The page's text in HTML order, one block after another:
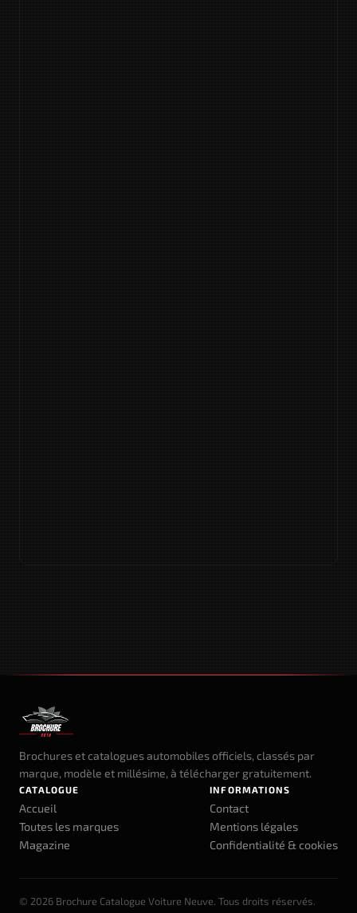
Brochures et catalogues automobiles officiels, classés par
marque, modèle et millésime, à télécharger gratuitement.
CATALOGUE
Accueil
Toutes les marques
Magazine
INFORMATIONS
Contact
Mentions légales
Confidentialité & cookies
© 2026 Brochure Catalogue Voiture Neuve. Tous droits réservés.